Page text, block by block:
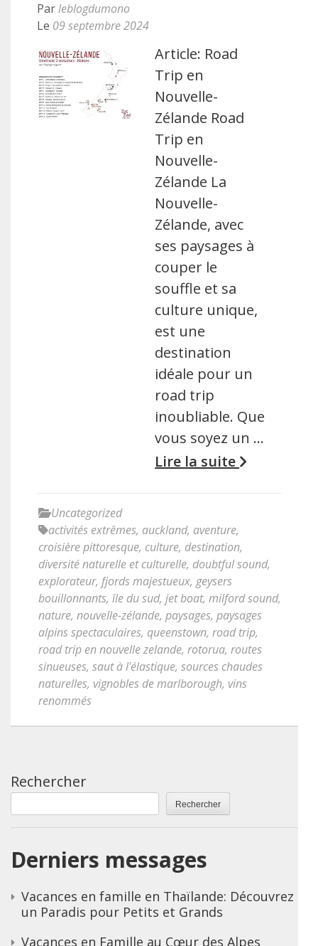
Parleblogdumono
Le 09 septembre 2024
Article: Road
Trip en
Nouvelle-
Zélande Road
Trip en
Nouvelle-
Zélande La
Nouvelle-
Zélande, avec
ses paysages à
couper le
souffle et sa
culture unique,
est une
destination
idéale pour un
road trip
inoubliable. Que
vous soyez un …
Lire la suite
Uncategorized
activités extrêmes, auckland, aventure,
croisière pittoresque, culture, destination,
diversité naturelle et culturelle, doubtful sound,
explorateur, fjords majestueux, geysers
bouillonnants, île du sud, jet boat, milford sound,
nature, nouvelle-zélande, paysages, paysages
alpins spectaculaires, queenstown, road trip,
road trip en nouvelle zelande, rotorua, routes
sinueuses, saut à l'élastique, sources chaudes
naturelles, vignobles de marlborough, vins
renommés
Rechercher
Rechercher
Derniers messages
Vacances en famille en Thaïlande: Découvrez
un Paradis pour Petits et Grands
Vacances en Famille au Cœur des Alpes